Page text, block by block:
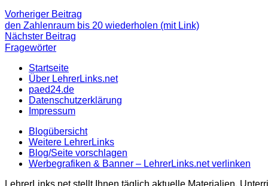
Beitragsnavigation
Vorheriger Beitrag
Beitrag:
den Zahlenraum bis 20 wiederholen (mit Link)
Nächster Beitrag
Fragewörter
Startseite
Über LehrerLinks.net
paed24.de
Datenschutzerklärung
Impressum
Blogübersicht
Weitere LehrerLinks
Blog/Seite vorschlagen
Werbegrafiken & Banner – LehrerLinks.net verlinken
LehrerLinks.net stellt Ihnen täglich aktuelle Materialien,